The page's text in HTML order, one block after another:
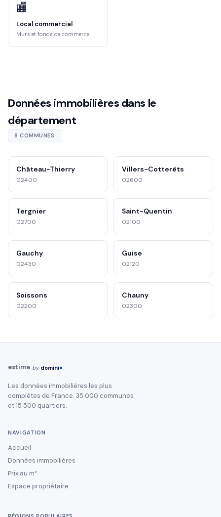
🏬
Local commercial
Murs et fonds de commerce
Données immobilières dans le
département
8 COMMUNES
Château-Thierry
02400
Villers-Cotterêts
02600
Tergnier
02700
Saint-Quentin
02100
Gauchy
02430
Guise
02120
Soissons
02200
Chauny
02300
estime by domini
Les données immobilières les plus
complètes de France. 35 000 communes
et 15 500 quartiers.
NAVIGATION
Accueil
Données immobilières
Prix au m²
Espace propriétaire